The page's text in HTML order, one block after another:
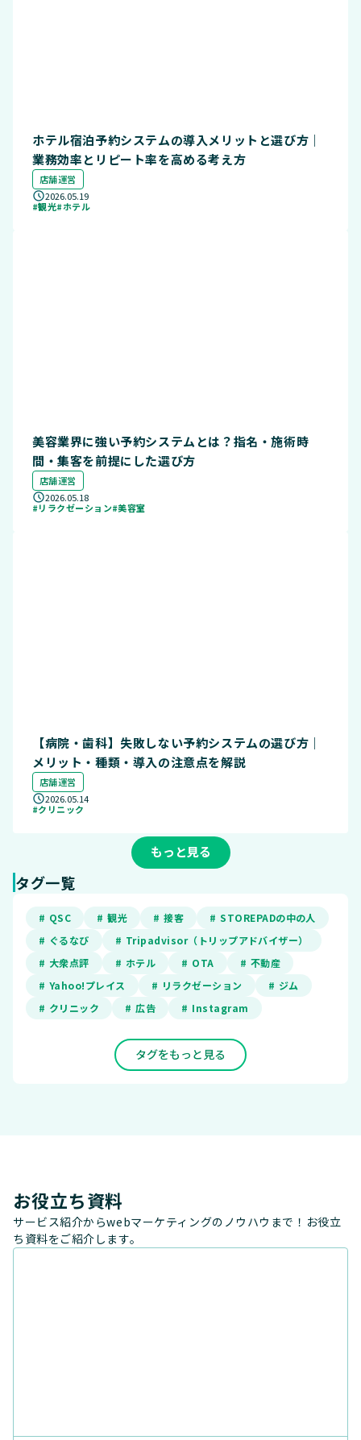
ホテル宿泊予約システムの導入メリットと選び方｜
業務効率とリピート率を高める考え方
店舗運営
2026.05.19
#観光#ホテル
美容業界に強い予約システムとは？指名・施術時
間・集客を前提にした選び方
店舗運営
2026.05.18
#リラクゼーション#美容室
【病院・歯科】失敗しない予約システムの選び方｜
メリット・種類・導入の注意点を解説
店舗運営
2026.05.14
#クリニック
もっと見る
タグ一覧
# QSC # 観光 # 接客
# STOREPADの中の人
# ぐるなび
# Tripadvisor（トリップアドバイザー）
# 大衆点評
# ホテル # OTA
# 不動産
# Yahoo!プレイス
# リラクゼーション
# ジム
# クリニック
# 広告 # Instagram
タグをもっと見る
お役立ち資料
サービス紹介からwebマーケティングのノウハウまで！お役立
ち資料をご紹介します。